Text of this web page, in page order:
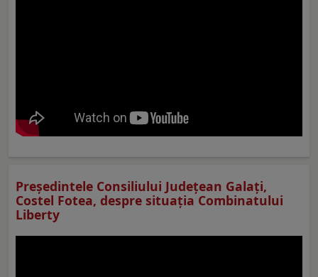
Preşedintele Consiliului Judeţean Galaţi,
Costel Fotea, despre situaţia Combinatului
Liberty